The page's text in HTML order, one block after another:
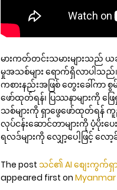
မားကတ်တင်းသမားများသည် ယ
မှုအသစ်များ ရောက်ရှိလာပါသ
ကစားနည်းအဖြစ် တွေးခေါ်ကာ စွ
ဖော်ထုတ်ရန်၊ ပြဿနာများကို
သစ်များကို ရှာဖွေဖော်ထုတ်ရန်
လုပ်ငန်းဆောင်တာများကို ပံ့ပိုးပ
ရလဒ်များကို လျှော့ပေါ့ဖြင့် လ
The post သင်၏ AI စျေးကွက်ရှာ
appeared first on Myanmar